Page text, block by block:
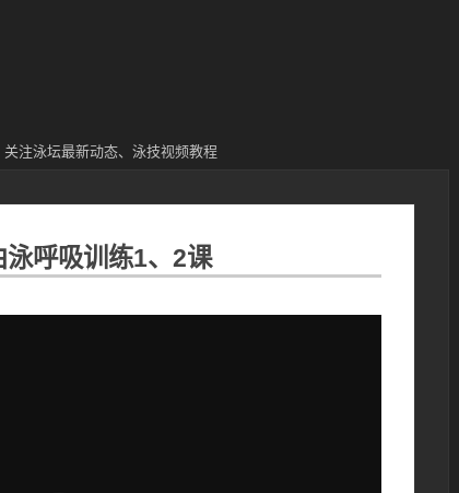
关注泳坛最新动态、泳技视频教程
泳呼吸训练1、2课